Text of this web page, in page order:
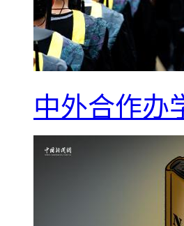
中外合作办